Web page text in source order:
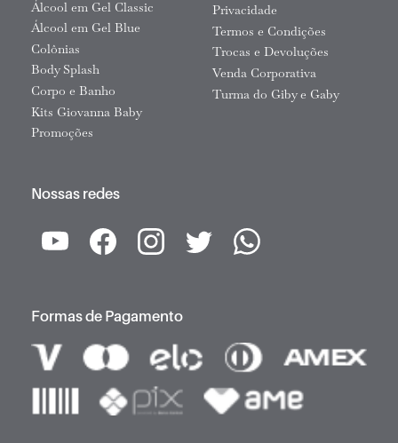
Álcool em Gel Classic
Álcool em Gel Blue
Colônias
Body Splash
Corpo e Banho
Kits Giovanna Baby
Promoções
Privacidade
Termos e Condições
Trocas e Devoluções
Venda Corporativa
Turma do Giby e Gaby
Nossas redes
Formas de Pagamento